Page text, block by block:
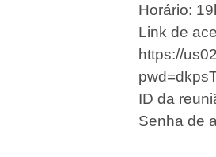
Horário:
Link de
https://
ID da
Senha de